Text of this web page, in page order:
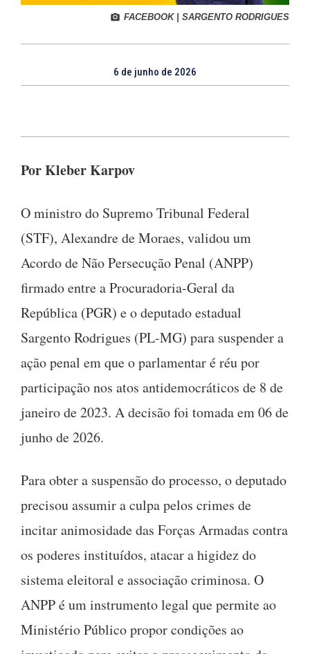
FACEBOOK | SARGENTO RODRIGUES
6 de junho de 2026
Por Kleber Karpov
O ministro do Supremo Tribunal Federal
(STF), Alexandre de Moraes, validou um
Acordo de Não Persecução Penal (ANPP)
firmado entre a Procuradoria-Geral da
República (PGR) e o deputado estadual
Sargento Rodrigues (PL-MG) para suspender a
ação penal em que o parlamentar é réu por
participação nos atos antidemocráticos de 8 de
janeiro de 2023. A decisão foi tomada em 06 de
junho de 2026.
Para obter a suspensão do processo, o deputado
precisou assumir a culpa pelos crimes de
incitar animosidade das Forças Armadas contra
os poderes instituídos, atacar a higidez do
sistema eleitoral e associação criminosa. O
ANPP é um instrumento legal que permite ao
Ministério Público propor condições ao